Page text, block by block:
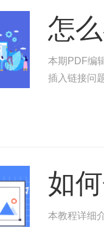
怎
本期PDF编
插入链接问
如
本教程详细